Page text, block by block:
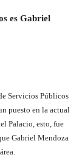
es Gabriel
Servicios Públicos
puesto en la actual
Palacio, esto, fue
Gabriel Mendoza